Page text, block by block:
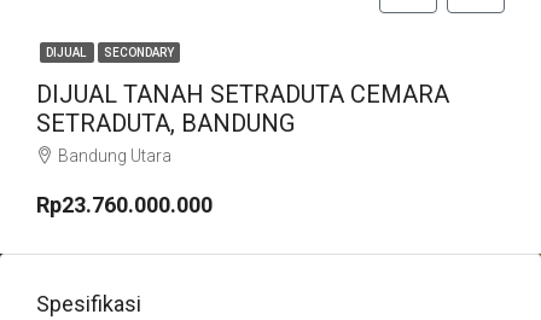
DIJUAL SECONDARY
DIJUAL TANAH SETRADUTA CEMARA
SETRADUTA, BANDUNG
Bandung Utara
Rp23.760.000.000
Spesifikasi